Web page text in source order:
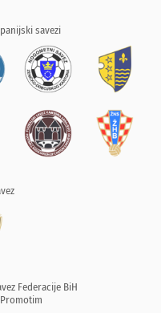
savezi
Federacije BiH
Promotim